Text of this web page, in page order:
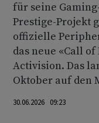
für seine
Prestige-Projekt
offizielle
das neue «Call
Activision. Das
Oktober auf den
30.06.2026 09:23